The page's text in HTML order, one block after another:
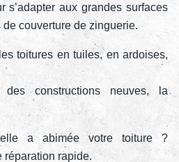
s’adapter aux grandes surfaces
couverture de zinguerie.
toitures en tuiles, en ardoises,
constructions neuves, la
a abimée votre toiture ?
réparation rapide.